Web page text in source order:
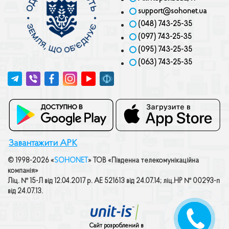
support@sohonet.ua
(048) 743-25-35
(097) 743-25-35
(095) 743-25-35
(063) 743-25-35
Завантажити APK
© 1998-2026 «SOHONET » ТОВ «Пiвденна телекомунiкацiйна
компанiя»
Лiц. № 15-Л вiд 12.04.2017 р. АЕ 521613 вiд 24.07.14; лiц.НР № 00293-п
вiд 24.07.13.
Сайт розроблений в
ПЕРЕДЗВОНІТЬ
МЕНІ